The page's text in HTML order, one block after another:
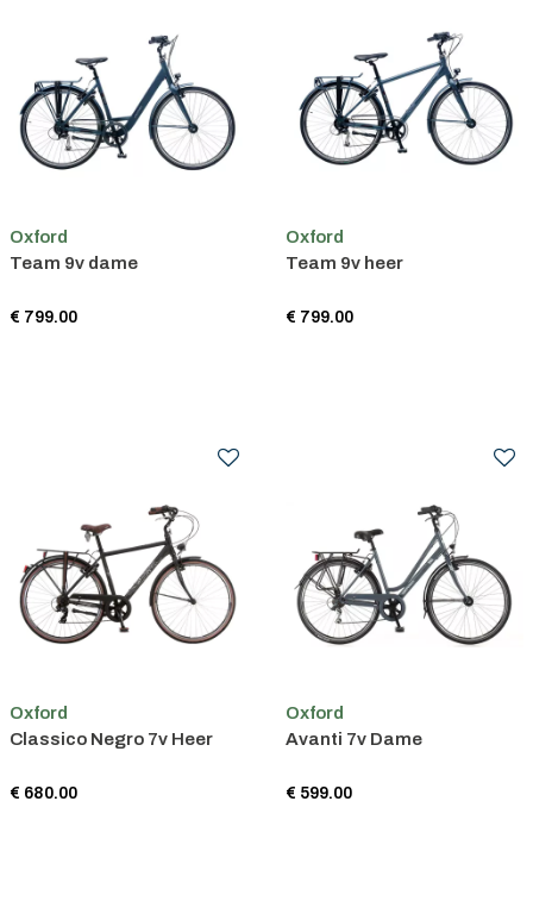
Oxford
Team 9v dame
€ 799.00
Oxford
Team 9v heer
€ 799.00
Oxford
Classico Negro 7v Heer
€ 680.00
Oxford
Avanti 7v Dame
€ 599.00